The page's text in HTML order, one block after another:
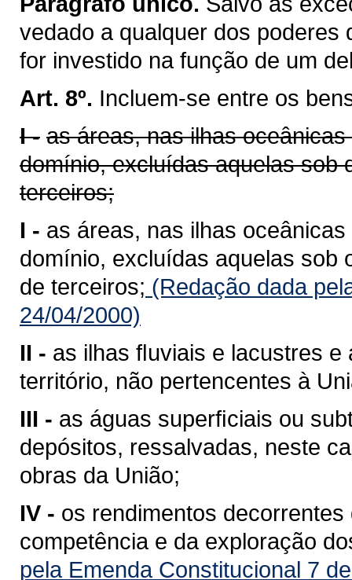
vedado a qualquer dos poderes
for investido na função de um
Art. 8º. Incluem-se entre os
I - as áreas, nas ilhas
domínio, excluídas aquelas sob
terceiros;
I - as áreas, nas ilhas
domínio, excluídas aquelas sob
de terceiros; (Redação dada
24/04/2000)
II - as ilhas ﬂuviais e lacustres
território, não pertencentes à
III - as águas superﬁciais ou
depósitos, ressalvadas, neste
obras da União;
IV - os rendimentos
competência e da exploração
pela Emenda Constitucional 7